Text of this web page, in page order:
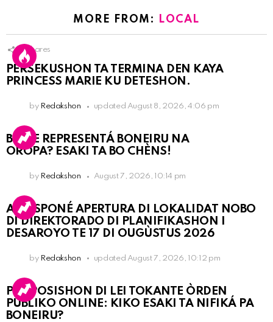
MORE FROM: LOCAL
9 Shares
PERSEKUSHON TA TERMINA DEN KAYA
PRINCESS MARIE KU DETESHON.
by Redakshon updated August 8, 2026, 4:06 pm
BO KE REPRESENTÁ BONEIRU NA
OROPA? ESAKI TA BO CHÈNS!
by Redakshon August 7, 2026, 10:14 pm
A POSPONÉ APERTURA DI LOKALIDAT NOBO
DI DIREKTORADO DI PLANIFIKASHON I
DESAROYO TE 17 DI OUGÙSTUS 2026
by Redakshon updated August 7, 2026, 10:12 pm
PROPOSISHON DI LEI TOKANTE ÒRDEN
PÚBLIKO ONLINE: KIKO ESAKI TA NIFIKÁ PA
BONEIRU?